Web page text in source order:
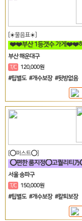
[☀️물음표☀️]
부산 해운대구
T/C 120,000원
#팁별도 #개수보장 #뒷방없음
[⭕퍼스트⭕]
서울 송파구
T/C 150,000원
#팁별도 #개수보장 #칼퇴보장